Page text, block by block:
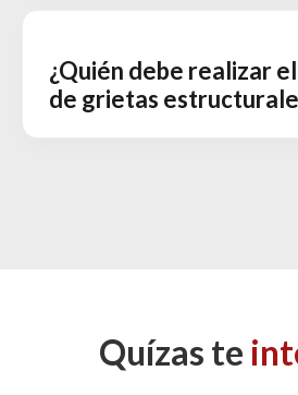
¿Quién debe realizar
de grietas
Quízas te